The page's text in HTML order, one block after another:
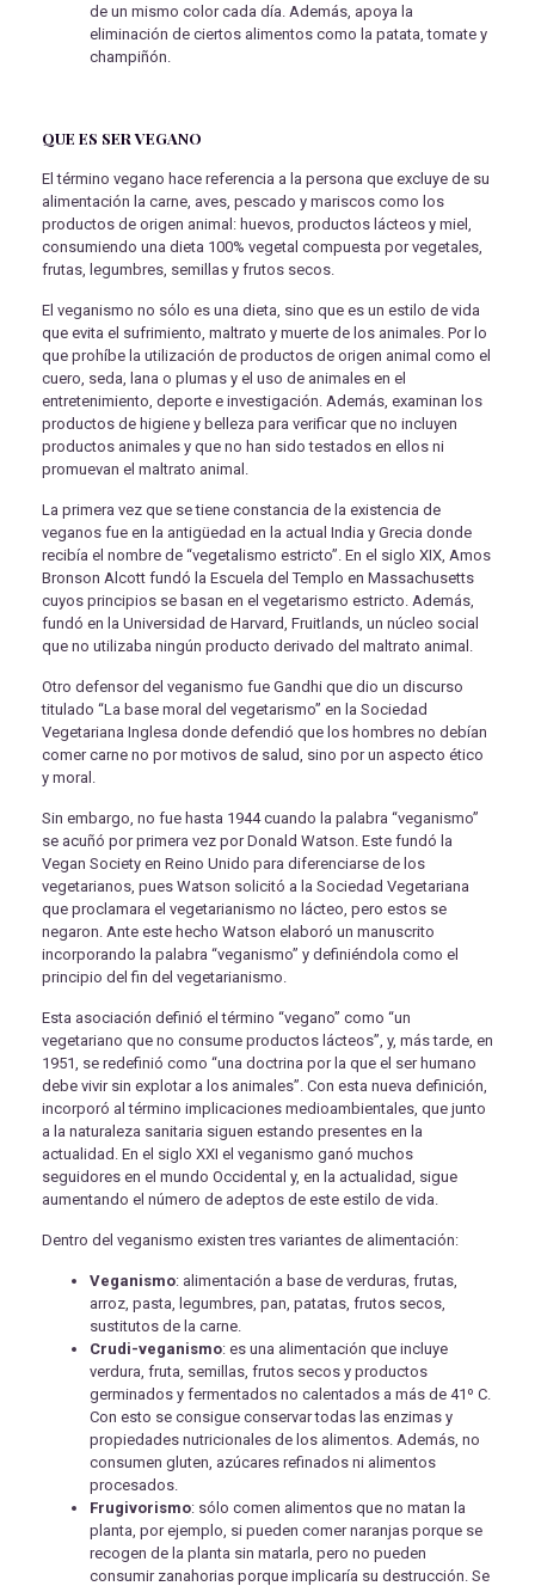
de un mismo color cada día. Además, apoya la
eliminación de ciertos alimentos como la patata, tomate y
champiñón.
QUE ES SER VEGANO
El término vegano hace referencia a la persona que excluye de su
alimentación la carne, aves, pescado y mariscos como los
productos de origen animal: huevos, productos lácteos y miel,
consumiendo una dieta 100% vegetal compuesta por vegetales,
frutas, legumbres, semillas y frutos secos.
El veganismo no sólo es una dieta, sino que es un estilo de vida
que evita el sufrimiento, maltrato y muerte de los animales. Por lo
que prohíbe la utilización de productos de origen animal como el
cuero, seda, lana o plumas y el uso de animales en el
entretenimiento, deporte e investigación. Además, examinan los
productos de higiene y belleza para verificar que no incluyen
productos animales y que no han sido testados en ellos ni
promuevan el maltrato animal.
La primera vez que se tiene constancia de la existencia de
veganos fue en la antigüedad en la actual India y Grecia donde
recibía el nombre de “vegetalismo estricto”. En el siglo XIX, Amos
Bronson Alcott fundó la Escuela del Templo en Massachusetts
cuyos principios se basan en el vegetarismo estricto. Además,
fundó en la Universidad de Harvard, Fruitlands, un núcleo social
que no utilizaba ningún producto derivado del maltrato animal.
Otro defensor del veganismo fue Gandhi que dio un discurso
titulado “La base moral del vegetarismo” en la Sociedad
Vegetariana Inglesa donde defendió que los hombres no debían
comer carne no por motivos de salud, sino por un aspecto ético
y moral.
Sin embargo, no fue hasta 1944 cuando la palabra “veganismo”
se acuñó por primera vez por Donald Watson. Este fundó la
Vegan Society en Reino Unido para diferenciarse de los
vegetarianos, pues Watson solicitó a la Sociedad Vegetariana
que proclamara el vegetarianismo no lácteo, pero estos se
negaron. Ante este hecho Watson elaboró un manuscrito
incorporando la palabra “veganismo” y definiéndola como el
principio del fin del vegetarianismo.
Esta asociación definió el término “vegano” como “un
vegetariano que no consume productos lácteos”, y, más tarde, en
1951, se redefinió como “una doctrina por la que el ser humano
debe vivir sin explotar a los animales”. Con esta nueva definición,
incorporó al término implicaciones medioambientales, que junto
a la naturaleza sanitaria siguen estando presentes en la
actualidad. En el siglo XXI el veganismo ganó muchos
seguidores en el mundo Occidental y, en la actualidad, sigue
aumentando el número de adeptos de este estilo de vida.
Dentro del veganismo existen tres variantes de alimentación:
Veganismo: alimentación a base de verduras, frutas,
arroz, pasta, legumbres, pan, patatas, frutos secos,
sustitutos de la carne.
Crudi-veganismo: es una alimentación que incluye
verdura, fruta, semillas, frutos secos y productos
germinados y fermentados no calentados a más de 41º C.
Con esto se consigue conservar todas las enzimas y
propiedades nutricionales de los alimentos. Además, no
consumen gluten, azúcares refinados ni alimentos
procesados.
Frugivorismo: sólo comen alimentos que no matan la
planta, por ejemplo, si pueden comer naranjas porque se
recogen de la planta sin matarla, pero no pueden
consumir zanahorias porque implicaría su destrucción. Se